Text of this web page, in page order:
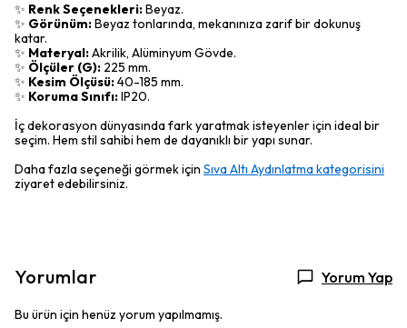
✨ Renk Seçenekleri:Beyaz.
✨ Görünüm:Beyaz tonlarında, mekanınıza zarif bir dokunuş
katar.
✨ Materyal:Akrilik, Alüminyum Gövde.
✨ Ölçüler (G): 225 mm.
✨ Kesim Ölçüsü:40-185 mm.
✨ Koruma Sınıfı:IP20.
İç dekorasyon dünyasında fark yaratmak isteyenler için ideal bir
seçim. Hem stil sahibi hem de dayanıklı bir yapı sunar.
Daha fazla seçeneği görmek için Sıva Altı Aydınlatma kategorisini
ziyaret edebilirsiniz.
Yorumlar Yorum Yap
Bu ürün için henüz yorum yapılmamış.